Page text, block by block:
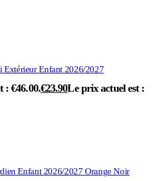
Extérieur Enfant 2026/2027
: €46.00.€23.90Le prix actuel est :
Enfant 2026/2027 Orange Noir